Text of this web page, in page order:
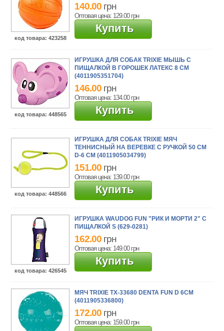
код товара: 423258
140.00 грн
Оптовая цена: 129.00 грн
Купить
код товара: 448565
ИГРУШКА ДЛЯ СОБАК TRIXIE МЫШЬ С
ПИЩАЛКОЙ В ГОРОШЕК ЛАТЕКС 8 СМ
(4011905351704)
146.00 грн
Оптовая цена: 134.00 грн
Купить
код товара: 448566
ИГРУШКА ДЛЯ СОБАК TRIXIE МЯЧ
ТЕННИСНЫЙ НА ВЕРЕВКЕ С РУЧКОЙ 50 СМ
D-6 СМ (4011905034799)
151.00 грн
Оптовая цена: 139.00 грн
Купить
код товара: 426545
ИГРУШКА WAUDOG FUN "РИК И МОРТИ 2" С
ПИЩАЛКОЙ S (629-0281)
162.00 грн
Оптовая цена: 149.00 грн
Купить
МЯЧ TRIXIE TX-33680 DENTA FUN D 6СМ
(4011905336800)
172.00 грн
Оптовая цена: 159.00 грн